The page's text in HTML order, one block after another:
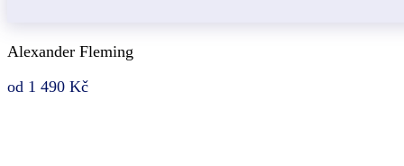
Alexander Fleming
od 1 490 Kč